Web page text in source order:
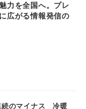
力を全国へ。プレ
広がる情報発信の
続のマイナス 冷暖